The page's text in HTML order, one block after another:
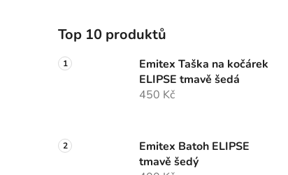
Top 10 produktů
Emitex Taška na kočárek
ELIPSE tmavě šedá
450 Kč
Emitex Batoh ELIPSE
tmavě šedý